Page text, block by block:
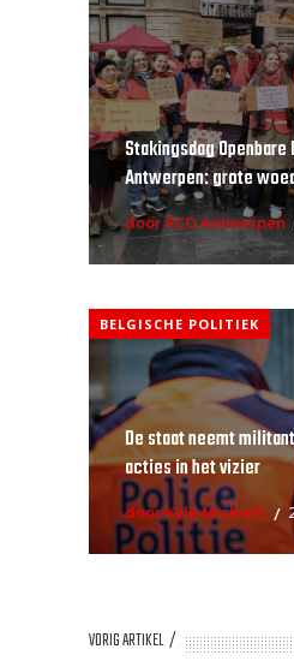
Stakingsdag
Antwerpen: grote
door RCO Antwerpen
BELGISCHE POLITIEK
De staat neemt
acties in het vizier
door Kyle Michiels
VORIG ARTIKEL